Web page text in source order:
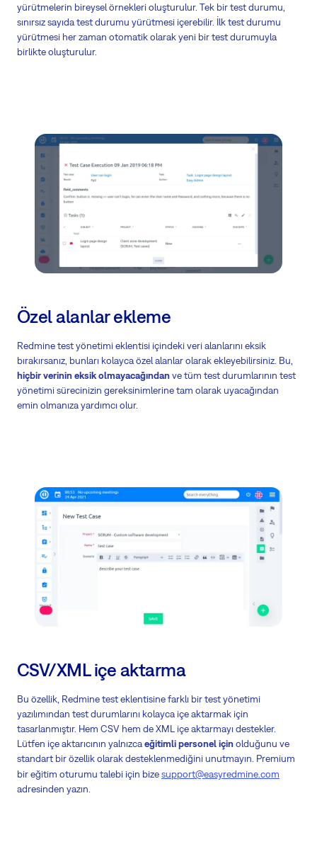
yürütmelerin bireysel örnekleri oluşturulur. Tek bir test durumu,
sınırsız sayıda test durumu yürütmesi içerebilir. İlk test durumu
yürütmesi her zaman otomatik olarak yeni bir test durumuyla
birlikte oluşturulur.
Özel alanlar ekleme
Redmine test yönetimi eklentisi içindeki veri alanlarını eksik
bırakırsanız, bunları kolayca özel alanlar olarak ekleyebilirsiniz. Bu,
hiçbir verinin eksik olmayacağındanve tüm test durumlarının test
yönetimi sürecinizin gereksinimlerine tam olarak uyacağından
emin olmanıza yardımcı olur.
CSV/XML içe aktarma
Bu özellik, Redmine test eklentisine farklı bir test yönetimi
yazılımından test durumlarını kolayca içe aktarmak için
tasarlanmıştır. Hem CSV hem de XML içe aktarmayı destekler.
Lütfen içe aktarıcının yalnızcaeğitimli personel içinolduğunu ve
standart bir özellik olarak desteklenmediğini unutmayın. Premium
bir eğitim oturumu talebi için bizesupport@easyredmine.com
adresinden yazın.